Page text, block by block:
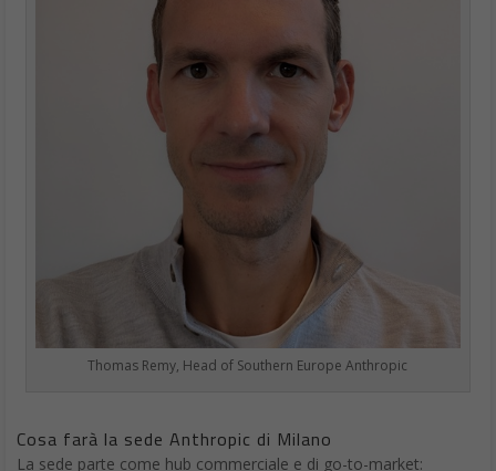
Thomas Remy, Head of Southern Europe Anthropic
Cosa farà la sede Anthropic di Milano
La sede parte come hub commerciale e di go-to-market: